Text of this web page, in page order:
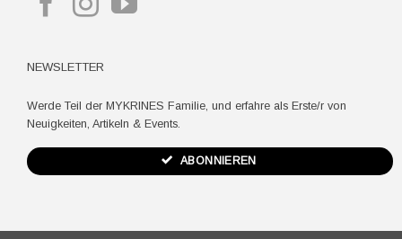
NEWSLETTER
Werde Teil der MYKRINES Familie, und erfahre als Erste/r von
Neuigkeiten, Artikeln & Events.
ABONNIEREN